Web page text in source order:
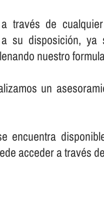
través de
su disposición, ya
nuestro
un
encuentra
acceder a través